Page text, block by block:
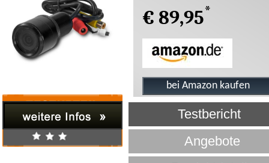
€ 89,95*